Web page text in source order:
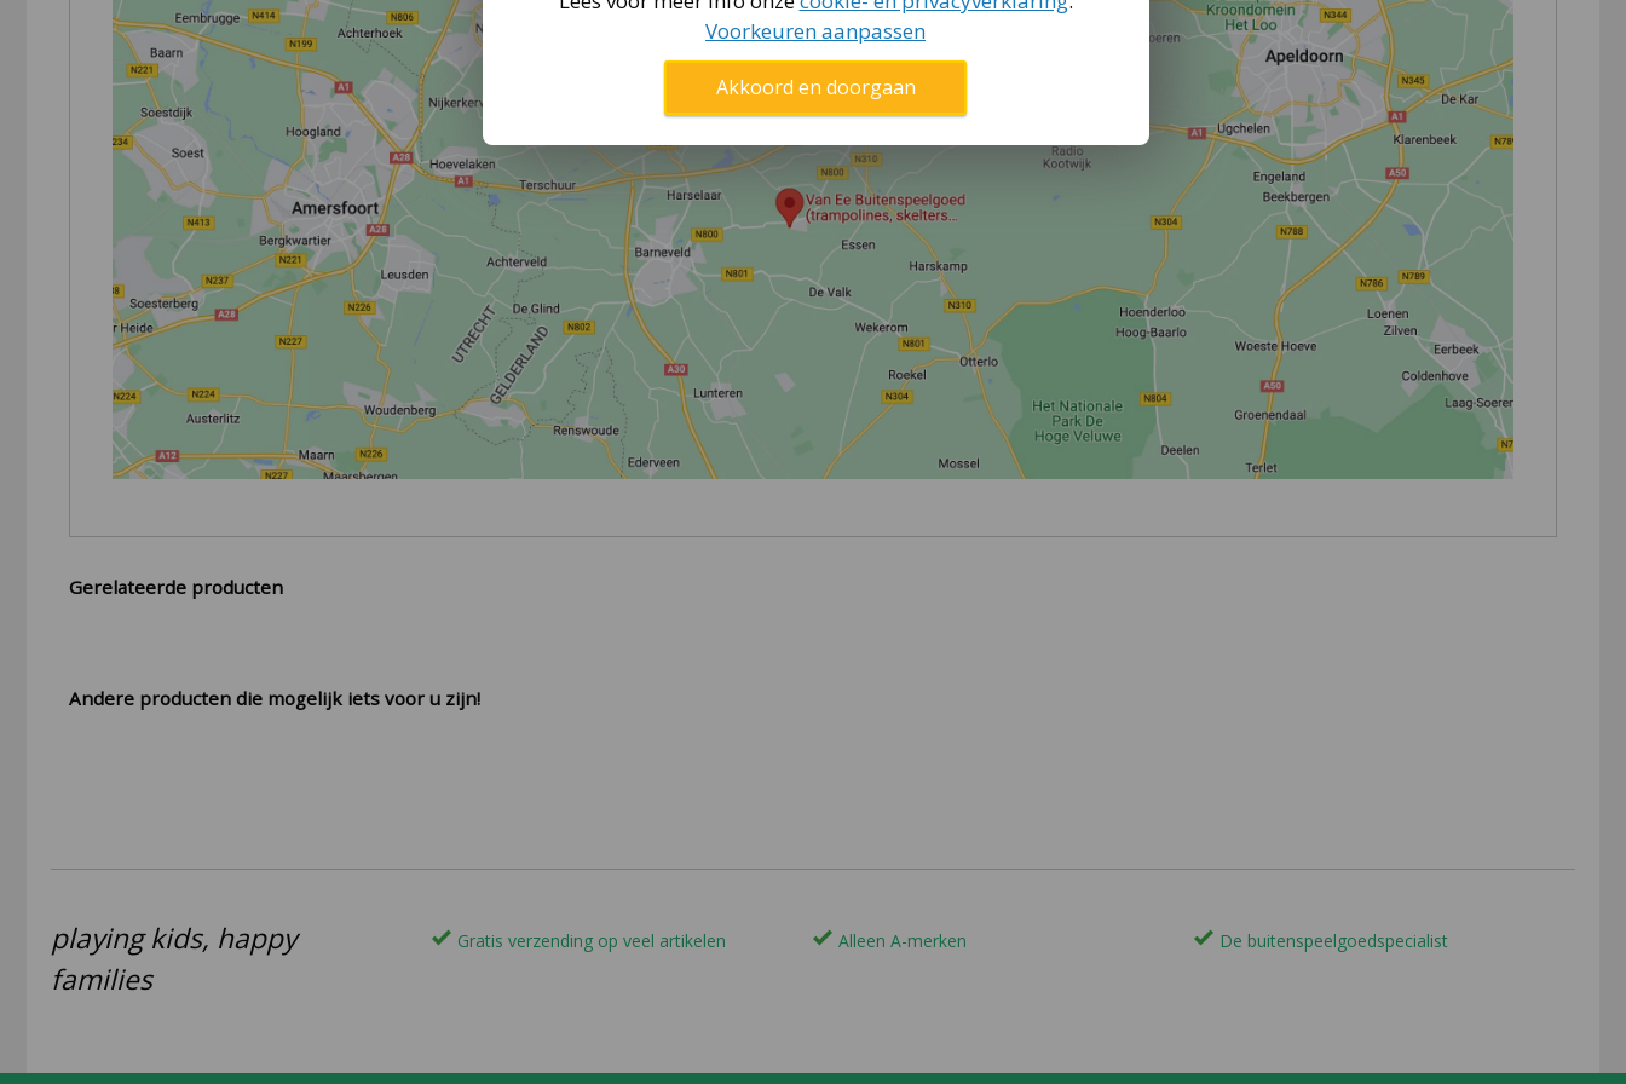
BERG Buddy black edition
BERG Buddy White
BERG Buddy Jeep
BERG Buddy John Deere
Zowel geschikt voor de oude Buddy skelters als voor het vernieuwde 2.0 model.
Deze binnenband met een gebogen ventiel past ook op de BERG Choppy driewieler.
Past ook op de BERG Junior trailer (Trailer L) aanhanger voor de Buddy.
Past ook in het voorwiel van de BERG Street-X triker (in de achterwielen zit een groter BERG Buddy BMW Streetracer formaat band).
De door Berg aanbevolen maximale druk voor deze binnenband is 2,5 bar (36 PSI).
Voor deBERG Buddy BMW Street racer
heb je een ander formaat band nodig.
BERG Buddy buitenband met slick profiel voor White, Lua, B-Orange, etc.
BERG Buddy buitenband met grof offroad profielvoor Fendt, John Deere, Cross, Jeep, etc.
Gerelateerde producten
Andere producten die mogelijk iets voor u zijn!
playing kids, happy
families
Gratis verzending op veel artikelen Alleen A-merken De buitenspeelgoedspecialist
Voorkeuren aanpassen
Akkoord en doorgaan